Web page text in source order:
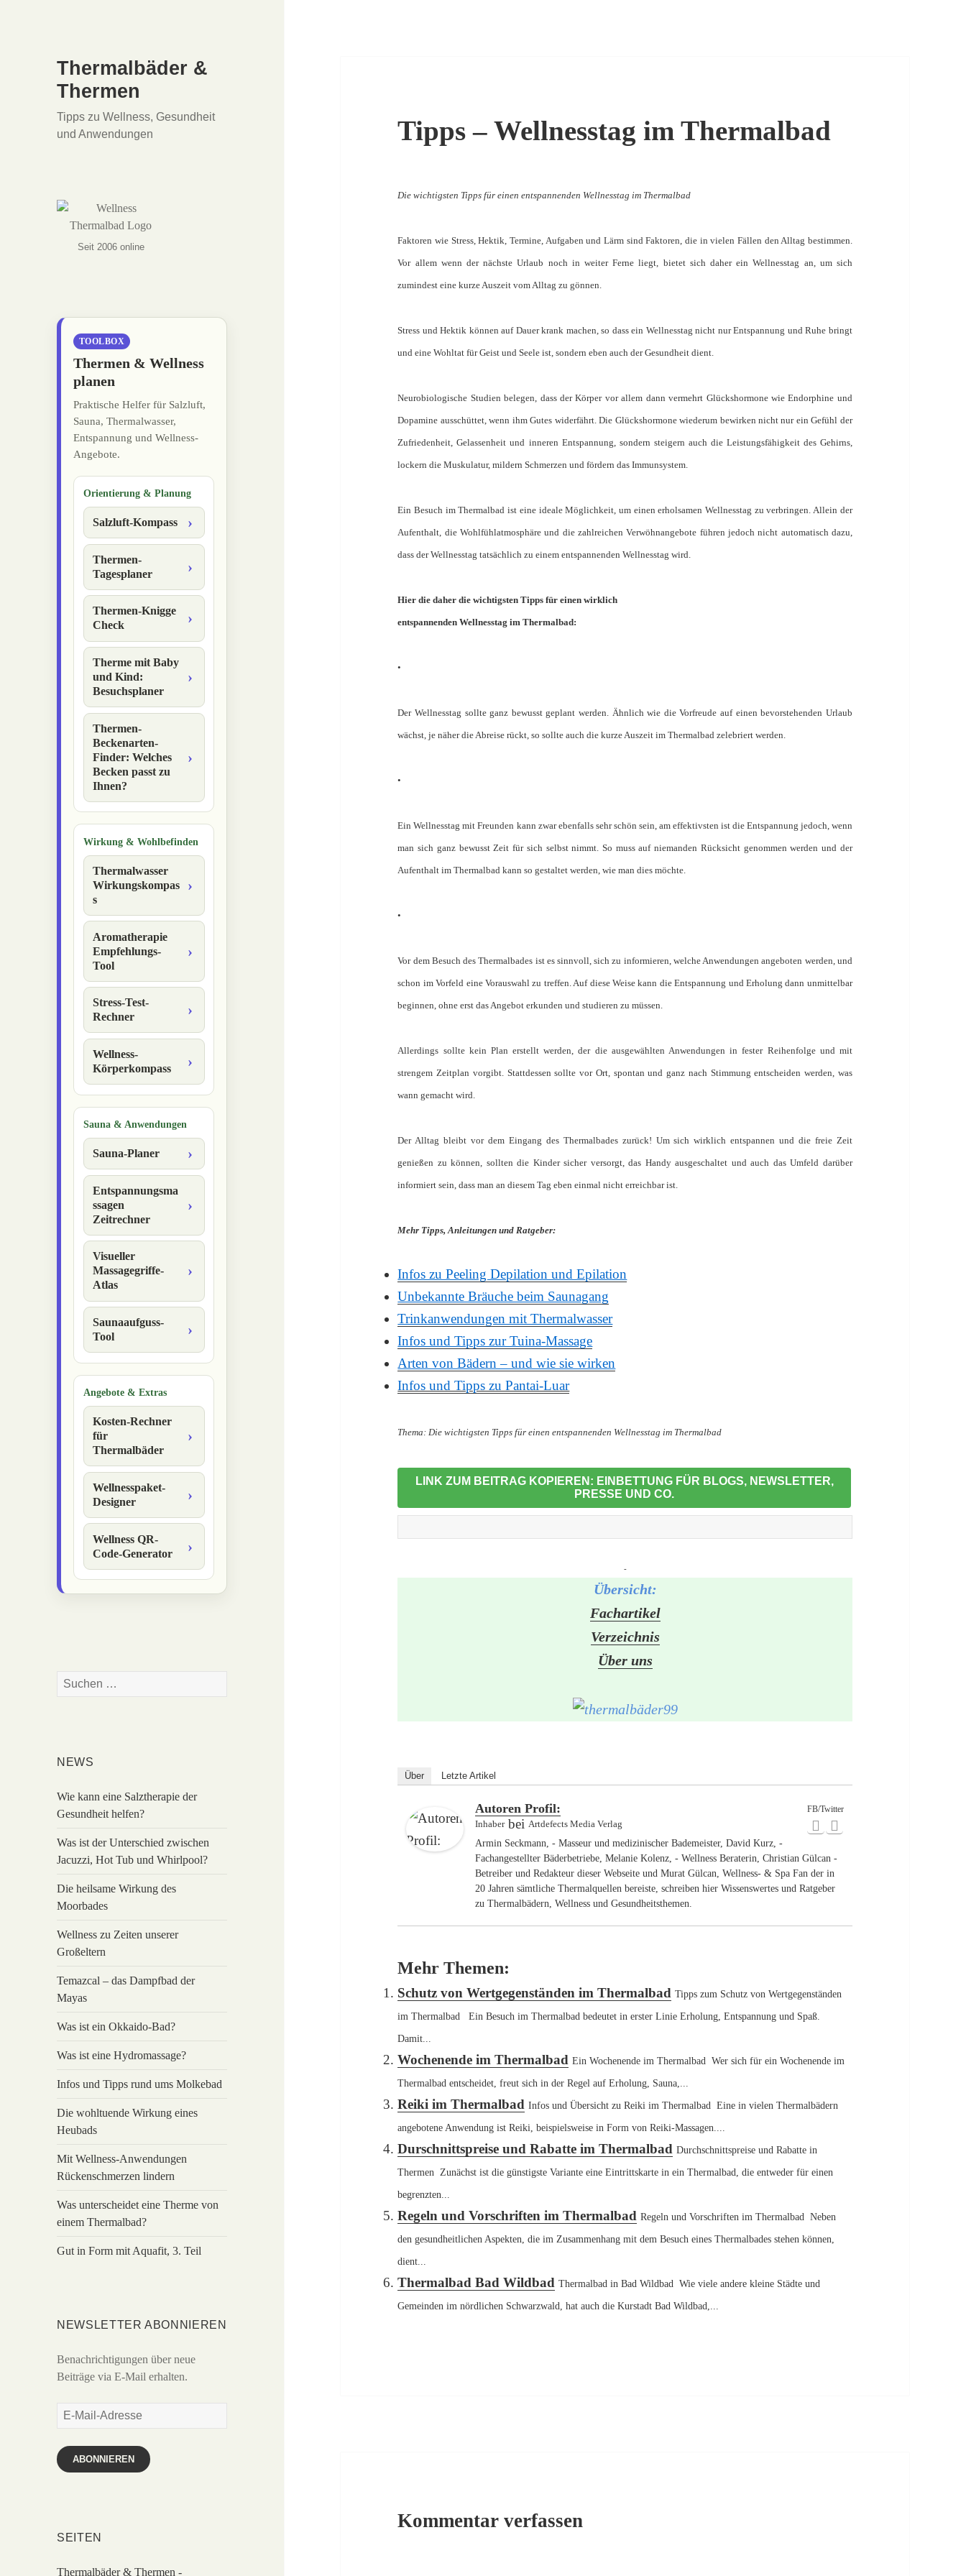
Thermalbäder &
Thermen
Tipps zu Wellness, Gesundheit
und Anwendungen
Seit 2006 online
TOOLBOX
Thermen & Wellness
planen
Praktische Helfer für Salzluft,
Sauna, Thermalwasser,
Entspannung und Wellness-
Angebote.
Orientierung & Planung
Salzluft-Kompass
Thermen-
Tagesplaner
Thermen-Knigge
Check
Therme mit Baby
und Kind:
Besuchsplaner
Thermen-
Beckenarten-
Finder: Welches
Becken passt zu
Ihnen?
Wirkung & Wohlbefinden
Thermalwasser
Wirkungskompas
s
Aromatherapie
Empfehlungs-
Tool
Stress-Test-
Rechner
Wellness-
Körperkompass
Sauna & Anwendungen
Sauna-Planer
Entspannungsma
ssagen
Zeitrechner
Visueller
Massagegriffe-
Atlas
Saunaaufguss-
Tool
Angebote & Extras
Kosten-Rechner
für
Thermalbäder
Wellnesspaket-
Designer
Wellness QR-
Code-Generator
Suchen
NEWS
Wie kann eine Salztherapie der
Gesundheit helfen?
Was ist der Unterschied zwischen
Jacuzzi, Hot Tub und Whirlpool?
Die heilsame Wirkung des
Moorbades
Wellness zu Zeiten unserer
Großeltern
Temazcal – das Dampfbad der
Mayas
Was ist ein Okkaido-Bad?
Was ist eine Hydromassage?
Infos und Tipps rund ums Molkebad
Die wohltuende Wirkung eines
Heubads
Mit Wellness-Anwendungen
Rückenschmerzen lindern
Was unterscheidet eine Therme von
einem Thermalbad?
Gut in Form mit Aquafit, 3. Teil
NEWSLETTER ABONNIEREN
Benachrichtigungen über neue
Beiträge via E-Mail erhalten.
E-
Adresse
ABONNIEREN
SEITEN
Thermalbäder & Thermen -
Tipps – Wellnesstag im Thermalbad
Die wichtigsten Tipps für einen entspannenden Wellnesstag im Thermalbad
Faktoren wie Stress, Hektik, Termine, Aufgaben und Lärm sind Faktoren, die in vielen Fällen den Alltag bestimmen.
Vor allem wenn der nächste Urlaub noch in weiter Ferne liegt, bietet sich daher ein Wellnesstag an, um sich
zumindest eine kurze Auszeit vom Alltag zu gönnen.
Stress und Hektik können auf Dauer krank machen, so dass ein Wellnesstag nicht nur Entspannung und Ruhe bringt
und eine Wohltat für Geist und Seele ist, sondern eben auch der Gesundheit dient.
Neurobiologische Studien belegen, dass der Körper vor allem dann vermehrt Glückshormone wie Endorphine und
Dopamine ausschüttet, wenn ihm Gutes widerfährt. Die Glückshormone wiederum bewirken nicht nur ein Gefühl der
Zufriedenheit, Gelassenheit und inneren Entspannung, sondern steigern auch die Leistungsfähigkeit des Gehirns,
lockern die Muskulatur, mildern Schmerzen und fördern das Immunsystem.
Ein Besuch im Thermalbad ist eine ideale Möglichkeit, um einen erholsamen Wellnesstag zu verbringen. Allein der
Aufenthalt, die Wohlfühlatmosphäre und die zahlreichen Verwöhnangebote führen jedoch nicht automatisch dazu,
dass der Wellnesstag tatsächlich zu einem entspannenden Wellnesstag wird.
Hier die daher die wichtigsten Tipps für einen wirklich
entspannenden Wellnesstag im Thermalbad:
•
Der Wellnesstag sollte ganz bewusst geplant werden. Ähnlich wie die Vorfreude auf einen bevorstehenden Urlaub
wächst, je näher die Abreise rückt, so sollte auch die kurze Auszeit im Thermalbad zelebriert werden.
•
Ein Wellnesstag mit Freunden kann zwar ebenfalls sehr schön sein, am effektivsten ist die Entspannung jedoch, wenn
man sich ganz bewusst Zeit für sich selbst nimmt. So muss auf niemanden Rücksicht genommen werden und der
Aufenthalt im Thermalbad kann so gestaltet werden, wie man dies möchte.
•
Vor dem Besuch des Thermalbades ist es sinnvoll, sich zu informieren, welche Anwendungen angeboten werden, und
schon im Vorfeld eine Vorauswahl zu treffen. Auf diese Weise kann die Entspannung und Erholung dann unmittelbar
beginnen, ohne erst das Angebot erkunden und studieren zu müssen.
Allerdings sollte kein Plan erstellt werden, der die ausgewählten Anwendungen in fester Reihenfolge und mit
strengem Zeitplan vorgibt. Stattdessen sollte vor Ort, spontan und ganz nach Stimmung entscheiden werden, was
wann gemacht wird.
Der Alltag bleibt vor dem Eingang des Thermalbades zurück! Um sich wirklich entspannen und die freie Zeit
genießen zu können, sollten die Kinder sicher versorgt, das Handy ausgeschaltet und auch das Umfeld darüber
informiert sein, dass man an diesem Tag eben einmal nicht erreichbar ist.
Mehr Tipps, Anleitungen und Ratgeber:
Infos zu Peeling Depilation und Epilation
Unbekannte Bräuche beim Saunagang
Trinkanwendungen mit Thermalwasser
Infos und Tipps zur Tuina-Massage
Arten von Bädern – und wie sie wirken
Infos und Tipps zu Pantai-Luar
Thema: Die wichtigsten Tipps für einen entspannenden Wellnesstag im Thermalbad
LINK ZUM BEITRAG KOPIEREN: EINBETTUNG FÜR BLOGS, NEWSLETTER,
PRESSE UND CO.
-
Übersicht:
Fachartikel
Verzeichnis
Über uns
Über Letzte Artikel
FB/Twitter
Autoren Profil:
InhaberbeiArtdefects Media Verlag
Armin Seckmann, - Masseur und medizinischer Bademeister, David Kurz, -
Fachangestellter Bäderbetriebe, Melanie Kolenz, - Wellness Beraterin, Christian Gülcan -
Betreiber und Redakteur dieser Webseite und Murat Gülcan, Wellness- & Spa Fan der in
20 Jahren sämtliche Thermalquellen bereiste, schreiben hier Wissenswertes und Ratgeber
zu Thermalbädern, Wellness und Gesundheitsthemen.
Mehr Themen:
Schutz von Wertgegenständen im Thermalbad Tipps zum Schutz von Wertgegenständen
im Thermalbad Ein Besuch im Thermalbad bedeutet in erster Linie Erholung, Entspannung und Spaß.
Damit...
Wochenende im Thermalbad Ein Wochenende im Thermalbad Wer sich für ein Wochenende im
Thermalbad entscheidet, freut sich in der Regel auf Erholung, Sauna,...
Reiki im Thermalbad Infos und Übersicht zu Reiki im Thermalbad Eine in vielen Thermalbädern
angebotene Anwendung ist Reiki, beispielsweise in Form von Reiki-Massagen....
Durschnittspreise und Rabatte im Thermalbad Durchschnittspreise und Rabatte in
Thermen Zunächst ist die günstigste Variante eine Eintrittskarte in ein Thermalbad, die entweder für einen
begrenzten...
Regeln und Vorschriften im Thermalbad Regeln und Vorschriften im Thermalbad Neben
den gesundheitlichen Aspekten, die im Zusammenhang mit dem Besuch eines Thermalbades stehen können,
dient...
Thermalbad Bad Wildbad Thermalbad in Bad Wildbad Wie viele andere kleine Städte und
Gemeinden im nördlichen Schwarzwald, hat auch die Kurstadt Bad Wildbad,...
Kommentar verfassen